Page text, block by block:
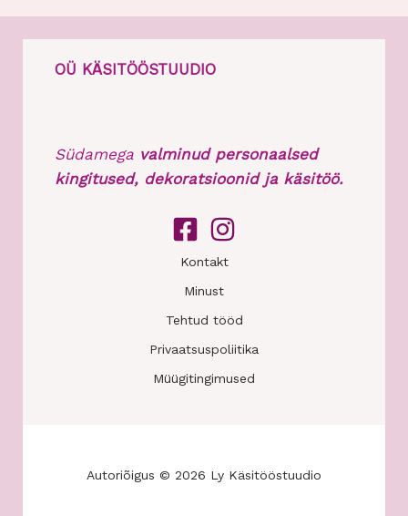
OÜ KÄSITÖÖSTUUDIO
Südamega valminud personaalsed
kingitused, dekoratsioonid ja käsitöö.
Kontakt
Minust
Tehtud tööd
Privaatsuspoliitika
Müügitingimused
Autoriõigus © 2026 Ly Käsitööstuudio